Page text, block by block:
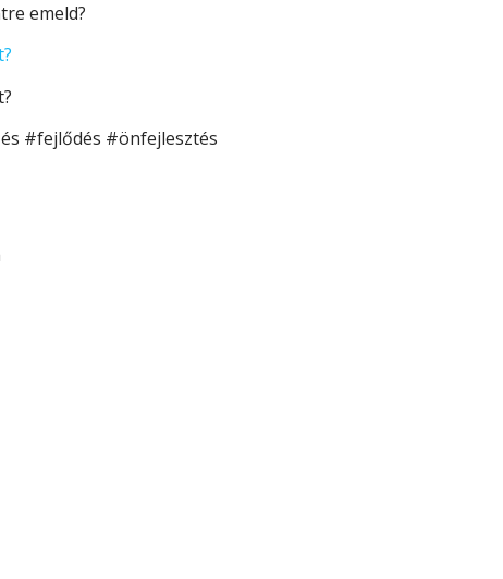
emeld?
#fejlődés #önfejlesztés